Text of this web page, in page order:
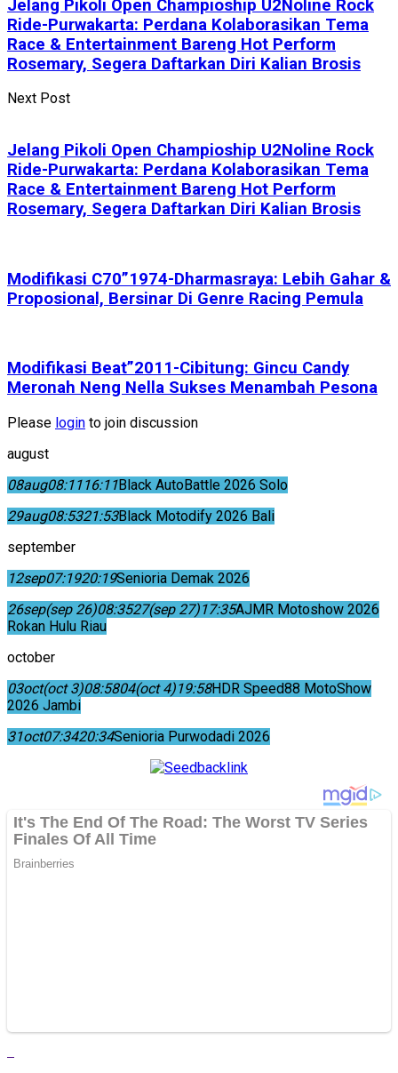
Jelang Pikoli Open Champioship U2Noline Rock
Ride-Purwakarta: Perdana Kolaborasikan Tema
Race & Entertainment Bareng Hot Perform
Rosemary, Segera Daftarkan Diri Kalian Brosis
Next Post
Jelang Pikoli Open Champioship U2Noline Rock
Ride-Purwakarta: Perdana Kolaborasikan Tema
Race & Entertainment Bareng Hot Perform
Rosemary, Segera Daftarkan Diri Kalian Brosis
Modifikasi C70”1974-Dharmasraya: Lebih Gahar &
Proposional, Bersinar Di Genre Racing Pemula
Modifikasi Beat”2011-Cibitung: Gincu Candy
Meronah Neng Nella Sukses Menambah Pesona
Please login to join discussion
august
08aug08:1116:11Black AutoBattle 2026 Solo
29aug08:5321:53Black Motodify 2026 Bali
september
12sep07:1920:19Senioria Demak 2026
26sep(sep 26)08:3527(sep 27)17:35AJMR Motoshow 2026
Rokan Hulu Riau
october
03oct(oct 3)08:5804(oct 4)19:58HDR Speed88 MotoShow
2026 Jambi
31oct07:3420:34Senioria Purwodadi 2026